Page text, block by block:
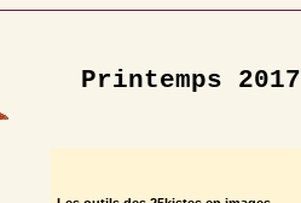
Printemps 2017